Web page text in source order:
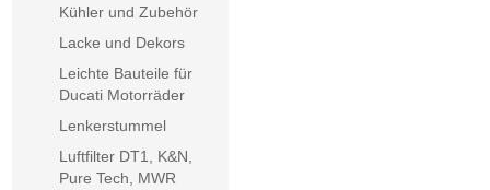
Kühler und Zubehör
Lacke und Dekors
Leichte Bauteile für
Ducati Motorräder
Lenkerstummel
Luftfilter DT1, K&N,
Pure Tech, MWR